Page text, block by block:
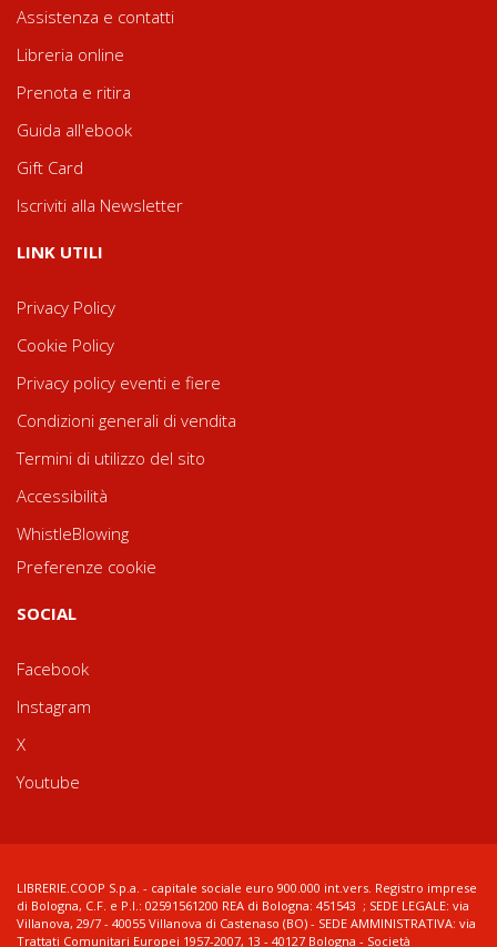
Assistenza e contatti
Libreria online
Prenota e ritira
Guida all'ebook
Gift Card
Iscriviti alla Newsletter
LINK UTILI
Privacy Policy
Cookie Policy
Privacy policy eventi e fiere
Condizioni generali di vendita
Termini di utilizzo del sito
Accessibilità
WhistleBlowing
Preferenze cookie
SOCIAL
Facebook
Instagram
X
Youtube
LIBRERIE.COOP S.p.a. - capitale sociale euro 900.000 int.vers. Registro imprese
di Bologna, C.F. e P.I.: 02591561200 REA di Bologna: 451543 ; SEDE LEGALE: via
Villanova, 29/7 - 40055 Villanova di Castenaso (BO) - SEDE AMMINISTRATIVA: via
Trattati Comunitari Europei 1957-2007, 13 - 40127 Bologna - Società